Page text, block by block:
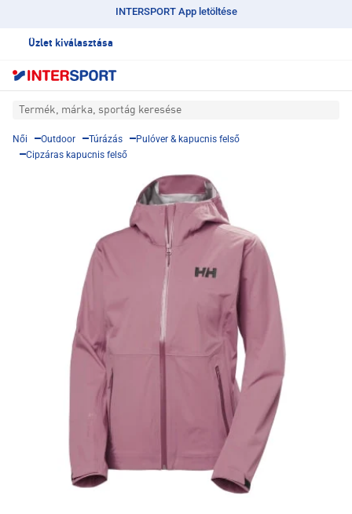
INTERSPORT App letöltése
Üzlet kiválasztása
Termék, márka, sportág keresése
Női Outdoor Túrázás
Pulóver & kapucnis felső
Cipzáras kapucnis felső